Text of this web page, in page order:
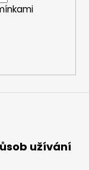
užívání